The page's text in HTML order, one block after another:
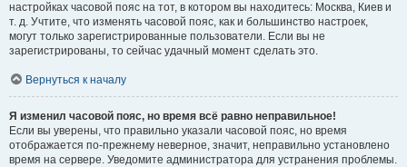
настройках часовой пояс на тот, в котором вы находитесь: Москва, Киев и
т. д. Учтите, что изменять часовой пояс, как и большинство настроек,
могут только зарегистрированные пользователи. Если вы не
зарегистрированы, то сейчас удачный момент сделать это.
Вернуться к началу
Я изменил часовой пояс, но время всё равно неправильное!
Если вы уверены, что правильно указали часовой пояс, но время
отображается по-прежнему неверное, значит, неправильно установлено
время на сервере. Уведомите администратора для устранения проблемы.